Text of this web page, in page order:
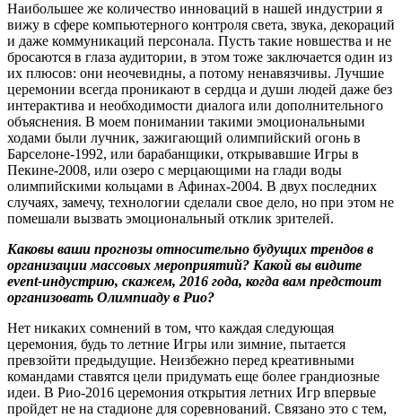
Наибольшее же количество инноваций в нашей индустрии я
вижу в сфере компьютерного контроля света, звука, декораций
и даже коммуникаций персонала. Пусть такие новшества и не
бросаются в глаза аудитории, в этом тоже заключается один из
их плюсов: они неочевидны, а потому ненавязчивы. Лучшие
церемонии всегда проникают в сердца и души людей даже без
интерактива и необходимости диалога или дополнительного
объяснения. В моем понимании такими эмоциональными
ходами были лучник, зажигающий олимпийский огонь в
Барселоне-1992, или барабанщики, открывавшие Игры в
Пекине-2008, или озеро с мерцающими на глади воды
олимпийскими кольцами в Афинах-2004. В двух последних
случаях, замечу, технологии сделали свое дело, но при этом не
помешали вызвать эмоциональный отклик зрителей.
Каковы ваши прогнозы относительно будущих трендов в
организации массовых мероприятий? Какой вы видите
event-индустрию, скажем, 2016 года, когда вам предстоит
организовать Олимпиаду в Рио?
Нет никаких сомнений в том, что каждая следующая
церемония, будь то летние Игры или зимние, пытается
превзойти предыдущие. Неизбежно перед креативными
командами ставятся цели придумать еще более грандиозные
идеи. В Рио-2016 церемония открытия летних Игр впервые
пройдет не на стадионе для соревнований. Связано это с тем,